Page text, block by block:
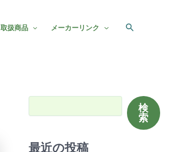
取扱商品 メーカーリンク
検
検
索
最近の投稿